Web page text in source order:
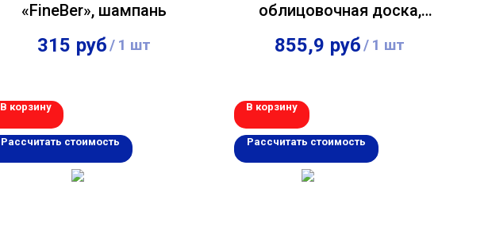
«FineBer», шампань
315 руб/ 1 шт
В корзину
Рассчитать стоимость
облицовочная доска,
бразильская вишня
855,9 руб/ 1 шт
В корзину
Рассчитать стоимость